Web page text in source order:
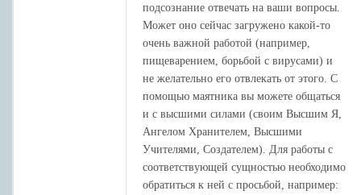
подсознание отвечать на ваши вопросы.
Может оно сейчас загружено какой-то
очень важной работой (например,
пищеварением, борьбой с вирусами) и
не желательно его отвлекать от этого. С
помощью маятника вы можете общаться
и с высшими силами (своим Высшим Я,
Ангелом Хранителем, Высшими
Учителями, Создателем). Для работы с
соответствующей сущностью необходимо
обратиться к ней с просьбой, например: